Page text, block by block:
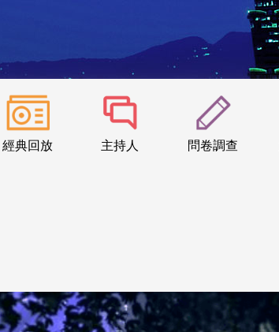
經典回放 主持人 問卷調查